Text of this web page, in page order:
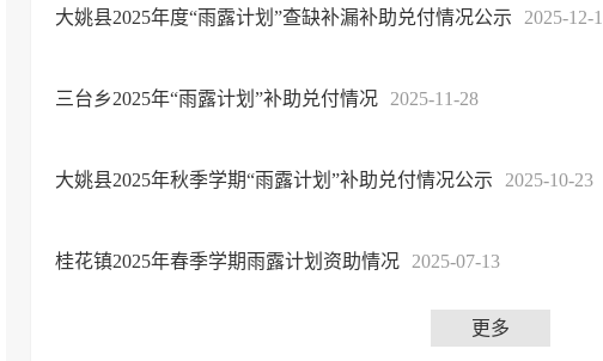
大姚县2025年度“雨露计划”查缺补漏补助兑付情况公示 2025-12-
三台乡2025年“雨露计划”补助兑付情况 2025-11-28
大姚县2025年秋季学期“雨露计划”补助兑付情况公示 2025-10-23
桂花镇2025年春季学期雨露计划资助情况 2025-07-13
更多